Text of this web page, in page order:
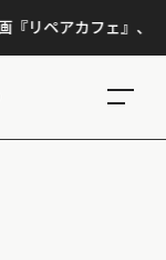
フェ』、上映300回